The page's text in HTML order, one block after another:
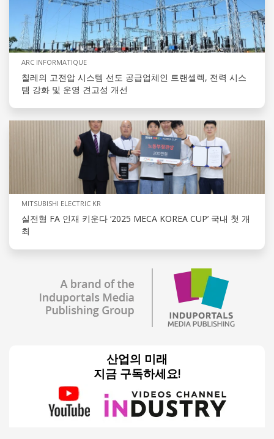
ARC INFORMATIQUE
칠레의 고전압 시스템 선도 공급업체인 트랜셀렉, 전력 시스
템 강화 및 운영 견고성 개선
MITSUBISHI ELECTRIC KR
실전형 FA 인재 키운다 ‘2025 MECA KOREA CUP’ 국내 첫 개
최
산업의 미래
지금 구독하세요!